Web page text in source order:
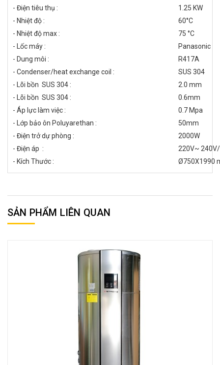
- Điện tiêu thụ :
1.25 KW
- Nhiệt độ :
60°C
- Nhiệt độ max :
75 °C
- Lốc máy :
Panasonic
- Dung môi :
R417A
- Condenser/heat exchange coil :
SUS 304
- Lõi bồn SUS 304 :
2.0 mm
- Lõi bồn SUS 304 :
0.6mm
- Áp lực làm việc :
0.7 Mpa
- Lớp bảo ôn Poluyarethan :
50mm
- Điện trở dự phòng :
2000W
- Điện áp :
220V~
- Kích Thước :
Ø750X1990
SẢN PHẨM LIÊN QUAN